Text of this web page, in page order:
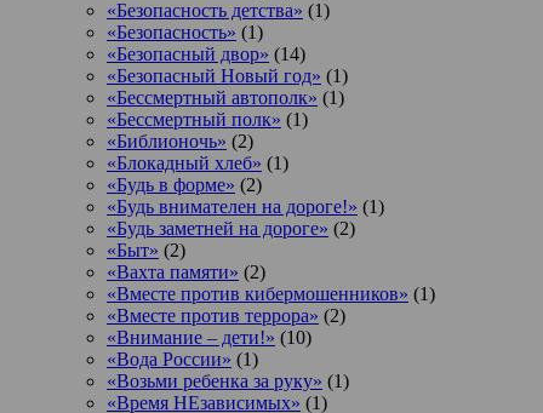
«Безопасность детства» (1)
«Безопасность» (1)
«Безопасный двор» (14)
«Безопасный Новый год» (1)
«Бессмертный автополк» (1)
«Бессмертный полк» (1)
«Библионочь» (2)
«Блокадный хлеб» (1)
«Будь в форме» (2)
«Будь внимателен на дороге!» (1)
«Будь заметней на дороге» (2)
«Быт» (2)
«Вахта памяти» (2)
«Вместе против кибермошенников» (1)
«Вместе против террора» (2)
«Внимание – дети!» (10)
«Вода России» (1)
«Возьми ребенка за руку» (1)
«Время НЕзависимых» (1)